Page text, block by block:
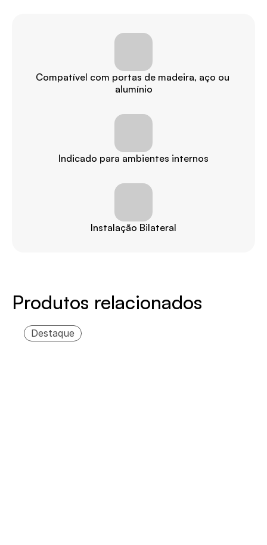
Compatível com portas de madeira, aço ou
alumínio
Indicado para ambientes internos
Instalação Bilateral
Produtos relacionados
Destaque